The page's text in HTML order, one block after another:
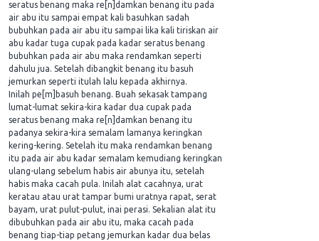
seratus benang maka re[n]damkan benang itu pada
air abu itu sampai empat kali basuhkan sadah
bubuhkan pada air abu itu sampai lika kali tiriskan air
abu kadar tuga cupak pada kadar seratus benang
bubuhkan pada air abu maka rendamkan seperti
dahulu jua. Setelah dibangkit benang itu basuh
jemurkan seperti itulah lalu kepada akhirnya.
Inilah pe[m]basuh benang. Buah sekasak tampang
lumat-lumat sekira-kira kadar dua cupak pada
seratus benang maka re[n]damkan benang itu
padanya sekira-kira semalam lamanya keringkan
kering-kering. Setelah itu maka rendamkan benang
itu pada air abu kadar semalam kemudiang keringkan
ulang-ulang sebelum habis air abunya itu, setelah
habis maka cacah pula. Inilah alat cacahnya, urat
keratau atau urat tampar bumi uratnya rapat, serat
bayam, urat pulut-pulut, inai perasi. Sekalian alat itu
dibubuhkan pada air abu itu, maka cacah pada
benang tiap-tiap petang jemurkan kadar dua belas